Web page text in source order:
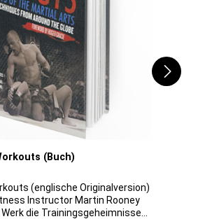
(Buch)
(englische Originalversion)
Instructor Martin Rooney
die Trainingsgeheimnisse